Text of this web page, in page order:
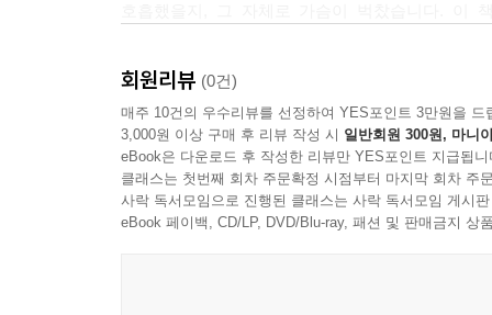
- 지현 (페미니즘교육연구개발자/페미니스트 가수)
회원리뷰 (0건)
매주 10건의 우수리뷰를 선정하여 YES포인트 3만원을 드
3,000원 이상 구매 후 리뷰 작성 시 일반회원 300원, 마니
eBook은 다운로드 후 작성한 리뷰만 YES포인트 지급됩니
클래스는 첫번째 회차 주문확정 시점부터 마지막 회차 주
사락 독서모임으로 진행된 클래스는 사락 독서모임 게시
eBook 페이백, CD/LP, DVD/Blu-ray, 패션 및 판매금지 상